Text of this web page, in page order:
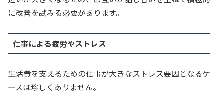
に改善を試みる必要があります。
仕事による疲労やストレス
生活費を支えるための仕事が大きなストレス要因となるケ
ースは珍しくありません。